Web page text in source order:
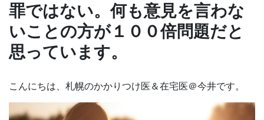
罪ではない。何も意見を言わな
いことの方が１００倍問題だと
思っています。
こんにちは、札幌のかかりつけ医＆在宅医＠今井です。